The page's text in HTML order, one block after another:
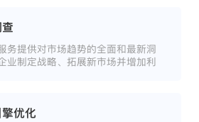
务提供对市场趋势的全面和最新洞
业制定战略、拓展新市场并增加利
优化